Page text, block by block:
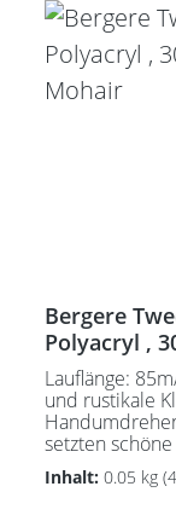
Bergere
Polyacryl ,
Mohair
Lauflänge: 85m/50gNadelstärke: 4,5-5,0Gemütliche
und rustikale
setzten
bei 30°C -
nicht
Inhalt: 0.05 kg